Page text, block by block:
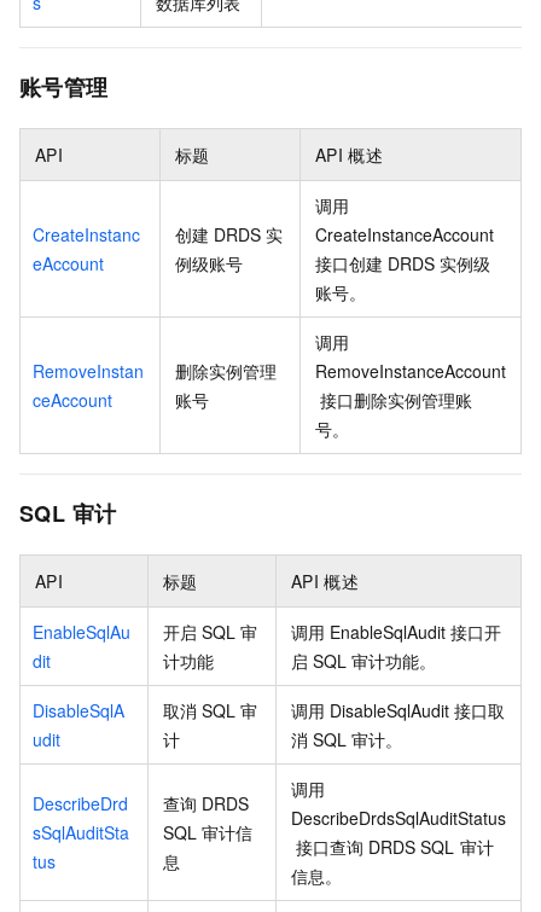
账号管理
API 标题 API 概述
CreateInstanc
eAccount
创建 DRDS 实
例级账号
调用
CreateInstanceAccount
接口创建 DRDS 实例级
账号。
RemoveInstan
ceAccount
删除实例管理
账号
调用
RemoveInstanceAccount
接口删除实例管理账
号。
SQL 审计
API 标题 API 概述
EnableSqlAu
dit
开启 SQL 审
计功能
调用 EnableSqlAudit 接口开
启 SQL 审计功能。
DisableSqlA
udit
取消 SQL 审
计
调用 DisableSqlAudit 接口取
消 SQL 审计。
DescribeDrd
sSqlAuditSta
tus
查询 DRDS
SQL 审计信
息
调用
DescribeDrdsSqlAuditStatus
接口查询 DRDS SQL 审计
信息。